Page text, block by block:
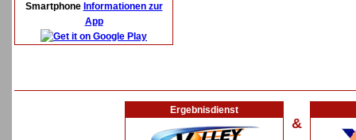
Smartphone Informationen zur
App
Ergebnisdienst
&